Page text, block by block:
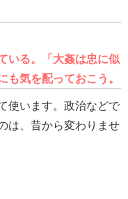
いる。「大姦は忠に似
も気を配っておこう。
使います。政治などで
は、昔から変わりませ